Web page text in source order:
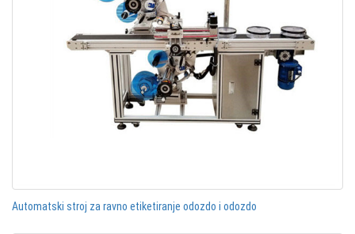
Automatski stroj za ravno etiketiranje odozdo i odozdo